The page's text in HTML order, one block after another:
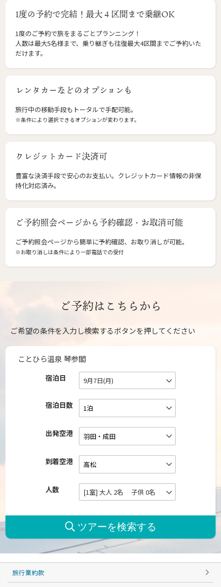
1度の予約で完結！最大４区間まで乗継OK
1度のご予約で旅をまるごとプランニング！
人数は最大5名様まで、乗り継ぎも往復最大4区間までご予約いた
だけます。
レンタカーなどのオプションも
旅行中の移動手段もトータルで手配可能。
※条件により選択できるオプションが変わります。
クレジットカード決済可
豊富な決済手段で安心のお支払い。クレジットカード情報の非保
持化対応済み。
ご予約照会ページから予約確認・お取消可能
ご予約照会ページから簡単に予約確認、お取り消しが可能。
※お取り消しは条件により一部電話での受付
ご予約はこちらから
ご希望の条件を入力し検索するボタンを押してください
ことひら温泉 琴参閣
宿泊日 9月7日(月)
宿泊日数
出発空港
到着空港
人数 [1室] 大人 2名 子供 0名
旅行業約款